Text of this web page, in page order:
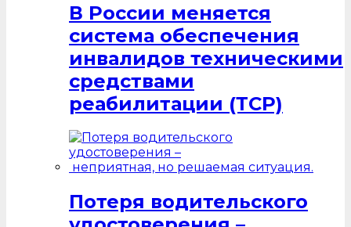
В России меняется
система обеспечения
инвалидов техническими
средствами
реабилитации (ТСР)
Потеря водительского